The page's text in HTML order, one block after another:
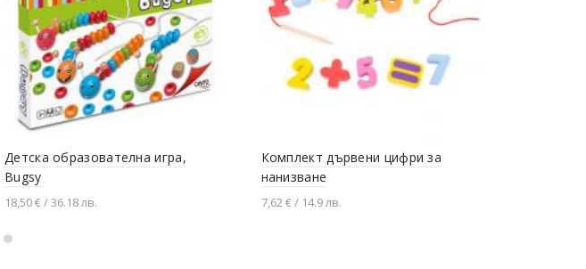
Детска образователна игра,
Bugsy
18,50 € / 36.18 лв.
Комплект дървени цифри за
нанизване
7,62 € / 14.9 лв.